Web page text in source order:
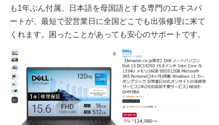
も1年ぶん付属。日本語を母国語とする専門のエキスパ
ートが、最短で翌営業日に全国どこでも出張修理に来て
くれます。困ったことがあっても安心のサポートです。